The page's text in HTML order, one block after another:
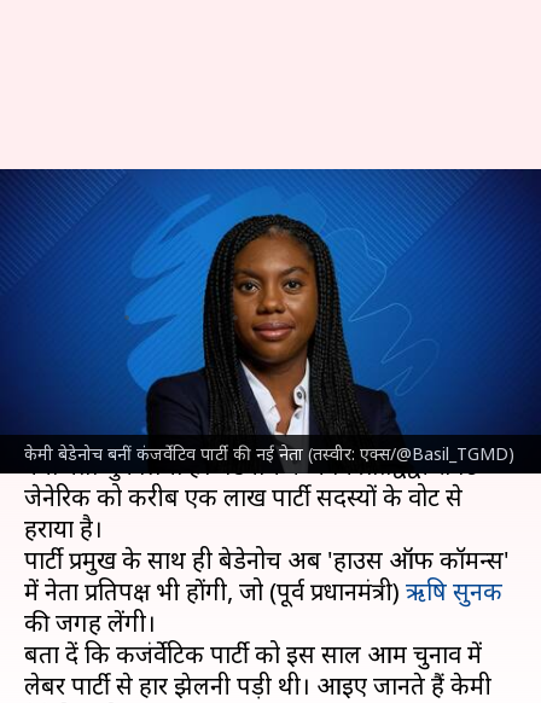
केमी बेडेनोच बनीं कंजर्वेटिव पार्टी की नई नेता (तस्वीर: एक्स/@Basil_TGMD)
कौन हैं कंजर्वेटिव पार्टी की नई नेता
केमी बेडेनोच, जो लेंगी ऋषि सुनक
की जगह?
Nov 02, 2024 07:53 pm
ब्रिटेनकी कंजर्वेटिव पार्टी ने शनिवार को केमी बेडेनोच अपना
नया नेता चुन लिया है। बेडेनोच ने अपने प्रतिद्वंद्वी रॉबर्ट
जेनेरिक को करीब एक लाख पार्टी सदस्यों के वोट से
हराया है।
पार्टी प्रमुख के साथ ही बेडेनोच अब 'हाउस ऑफ कॉमन्स'
में नेता प्रतिपक्ष भी होंगी, जो (पूर्व प्रधानमंत्री) ऋषि सुनक
की जगह लेंगी।
बता दें कि कजंर्वेटिक पार्टी को इस साल आम चुनाव में
लेबर पार्टी से हार झेलनी पड़ी थी। आइए जानते हैं केमी